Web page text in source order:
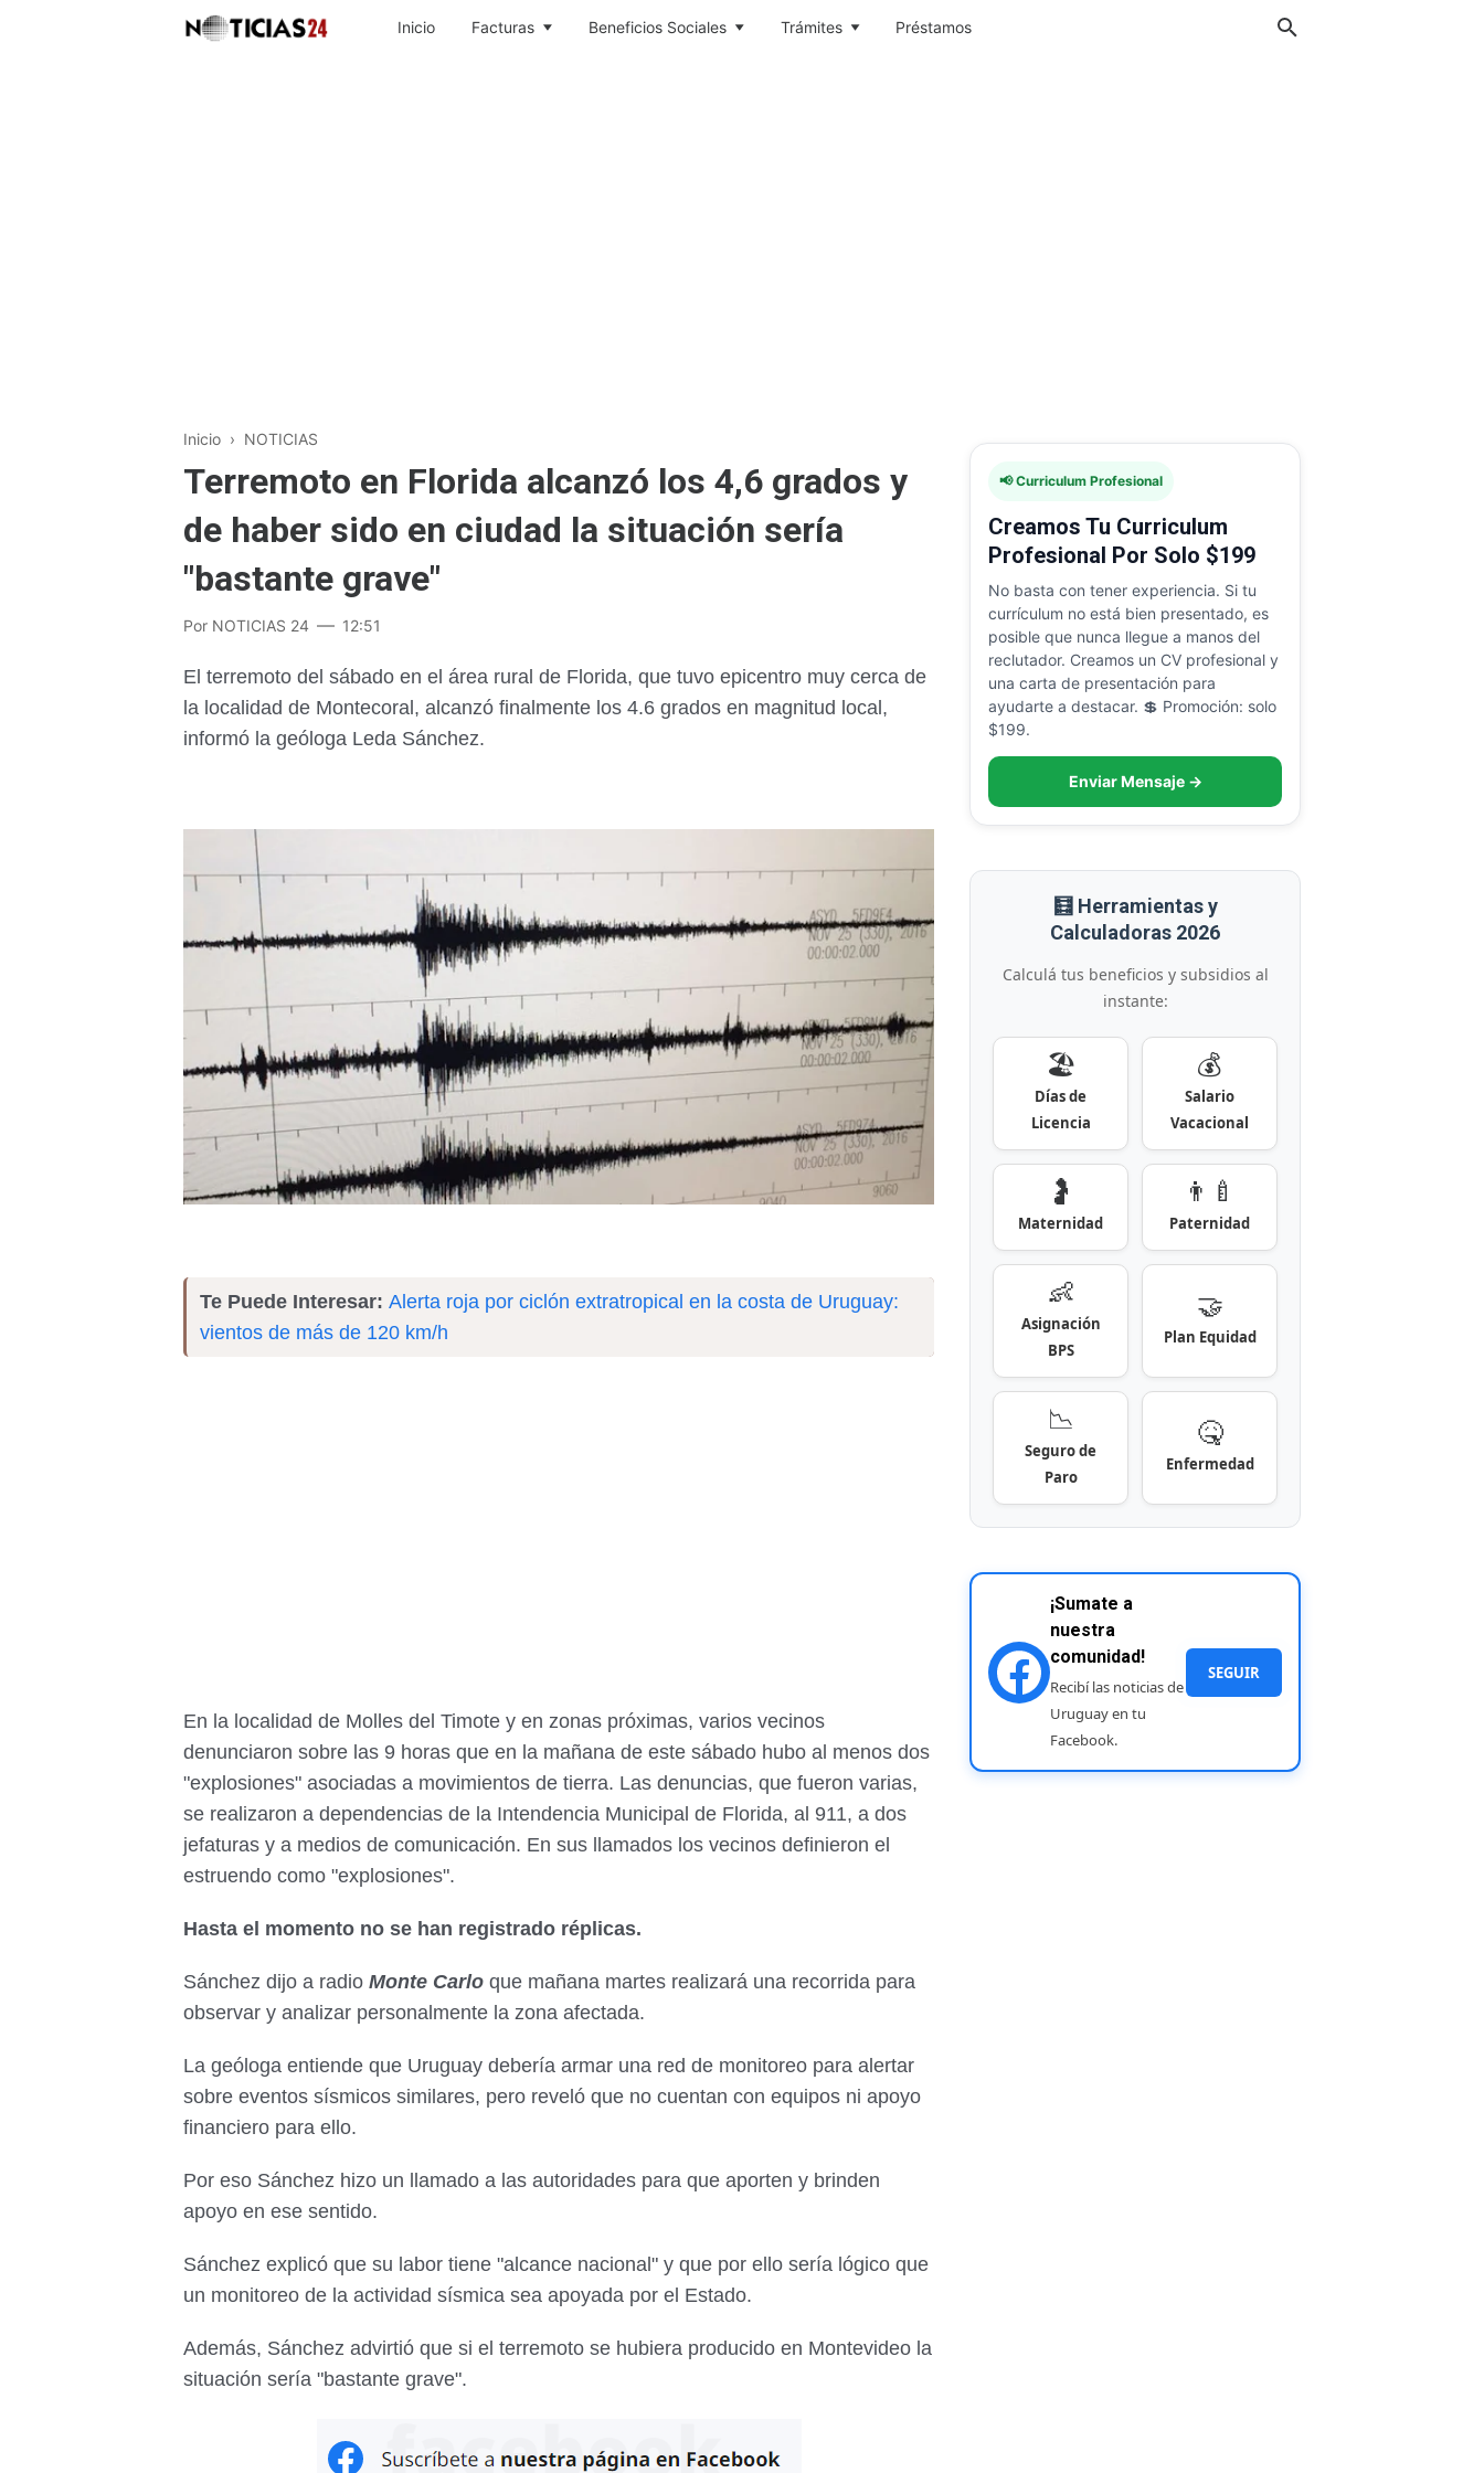
Inicio Facturas Beneficios Sociales Trámites Préstamos
Inicio › NOTICIAS
Terremoto en Florida alcanzó los 4,6 grados y
de haber sido en ciudad la situación sería
"bastante grave"
Por NOTICIAS 24 12:51
El terremoto del sábado en el área rural de Florida, que tuvo epicentro muy cerca de
la localidad de Montecoral, alcanzó finalmente los 4.6 grados en magnitud local,
informó la geóloga Leda Sánchez.
Te Puede Interesar: Alerta roja por ciclón extratropical en la costa de Uruguay:
vientos de más de 120 km/h
En la localidad de Molles del Timote y en zonas próximas, varios vecinos
denunciaron sobre las 9 horas que en la mañana de este sábado hubo al menos dos
"explosiones" asociadas a movimientos de tierra. Las denuncias, que fueron varias,
se realizaron a dependencias de la Intendencia Municipal de Florida, al 911, a dos
jefaturas y a medios de comunicación. En sus llamados los vecinos definieron el
estruendo como "explosiones".
Hasta el momento no se han registrado réplicas.
Sánchez dijo a radio Monte Carlo que mañana martes realizará una recorrida para
observar y analizar personalmente la zona afectada.
La geóloga entiende que Uruguay debería armar una red de monitoreo para alertar
sobre eventos sísmicos similares, pero reveló que no cuentan con equipos ni apoyo
financiero para ello.
Por eso Sánchez hizo un llamado a las autoridades para que aporten y brinden
apoyo en ese sentido.
Sánchez explicó que su labor tiene "alcance nacional" y que por ello sería lógico que
un monitoreo de la actividad sísmica sea apoyada por el Estado.
Además, Sánchez advirtió que si el terremoto se hubiera producido en Montevideo la
situación sería "bastante grave".
📢 Curriculum Profesional
Creamos Tu Curriculum
Profesional Por Solo $199
No basta con tener experiencia. Si tu
currículum no está bien presentado, es
posible que nunca llegue a manos del
reclutador. Creamos un CV profesional y
una carta de presentación para
ayudarte a destacar. 💲 Promoción: solo
$199.
Enviar Mensaje →
🧮 Herramientas y
Calculadoras 2026
Calculá tus beneficios y subsidios al
instante:
🏖️
Días de
Licencia
💰
Salario
Vacacional
🤰
Maternidad
👨‍🍼
Paternidad
👶
Asignación
BPS
🤝
Plan Equidad
📉
Seguro de
Paro
🤒
Enfermedad
¡Sumate a
nuestra
comunidad!
Recibí las noticias de
Uruguay en tu
Facebook.
SEGUIR